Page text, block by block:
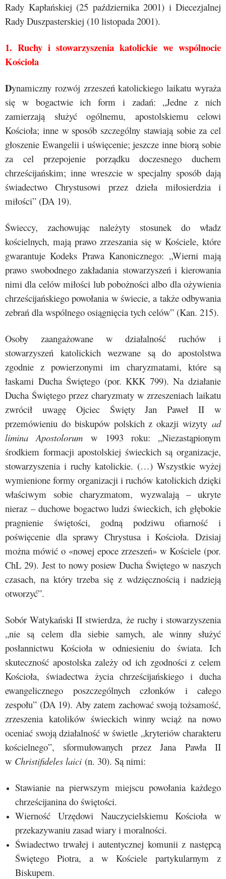
Rady Kapłańskiej (25 października 2001) i Diecezjalnej
Rady Duszpasterskiej (10 listopada 2001).
1. Ruchy i stowarzyszenia katolickie we wspólnocie
Kościoła
Dynamiczny rozwój zrzeszeń katolickiego laikatu wyraża
się w bogactwie ich form i zadań: „Jedne z nich
zamierzają służyć ogólnemu, apostolskiemu celowi
Kościoła; inne w sposób szczególny stawiają sobie za cel
głoszenie Ewangelii i uświęcenie; jeszcze inne biorą sobie
za cel przepojenie porządku doczesnego duchem
chrześcijańskim; inne wreszcie w specjalny sposób dają
świadectwo Chrystusowi przez dzieła miłosierdzia i
miłości” (DA 19).
Świeccy, zachowując należyty stosunek do władz
kościelnych, mają prawo zrzeszania się w Kościele, które
gwarantuje Kodeks Prawa Kanonicznego: „Wierni mają
prawo swobodnego zakładania stowarzyszeń i kierowania
nimi dla celów miłości lub pobożności albo dla ożywienia
chrześcijańskiego powołania w świecie, a także odbywania
zebrań dla wspólnego osiągnięcia tych celów” (Kan. 215).
Osoby zaangażowane w działalność ruchów i
stowarzyszeń katolickich wezwane są do apostolstwa
zgodnie z powierzonymi im charyzmatami, które są
łaskami Ducha Świętego (por. KKK 799). Na działanie
Ducha Świętego przez charyzmaty w zrzeszeniach laikatu
zwrócił uwagę Ojciec Święty Jan Paweł II w
przemówieniu do biskupów polskich z okazji wizyty ad
limina Apostolorum w 1993 roku: „Niezastąpionym
środkiem formacji apostolskiej świeckich są organizacje,
stowarzyszenia i ruchy katolickie. (…) Wszystkie wyżej
wymienione formy organizacji i ruchów katolickich dzięki
właściwym sobie charyzmatom, wyzwalają – ukryte
nieraz – duchowe bogactwo ludzi świeckich, ich głębokie
pragnienie świętości, godną podziwu ofiarność i
poświęcenie dla sprawy Chrystusa i Kościoła. Dzisiaj
można mówić o «nowej epoce zrzeszeń» w Kościele (por.
ChL 29). Jest to nowy posiew Ducha Świętego w naszych
czasach, na który trzeba się z wdzięcznością i nadzieją
otworzyć”.
Sobór Watykański II stwierdza, że ruchy i stowarzyszenia
„nie są celem dla siebie samych, ale winny służyć
posłannictwu Kościoła w odniesieniu do świata. Ich
skuteczność apostolska zależy od ich zgodności z celem
Kościoła, świadectwa życia chrześcijańskiego i ducha
ewangelicznego poszczególnych członków i całego
zespołu” (DA 19). Aby zatem zachować swoją tożsamość,
zrzeszenia katolików świeckich winny wciąż na nowo
oceniać swoją działalność w świetle „kryteriów charakteru
kościelnego”, sformułowanych przez Jana Pawła II
w Christifideles laici (n. 30). Są nimi:
Stawianie na pierwszym miejscu powołania każdego
chrześcijanina do świętości.
Wierność Urzędowi Nauczycielskiemu Kościoła w
przekazywaniu zasad wiary i moralności.
Świadectwo trwałej i autentycznej komunii z następcą
Świętego Piotra, a w Kościele partykularnym z
Biskupem.